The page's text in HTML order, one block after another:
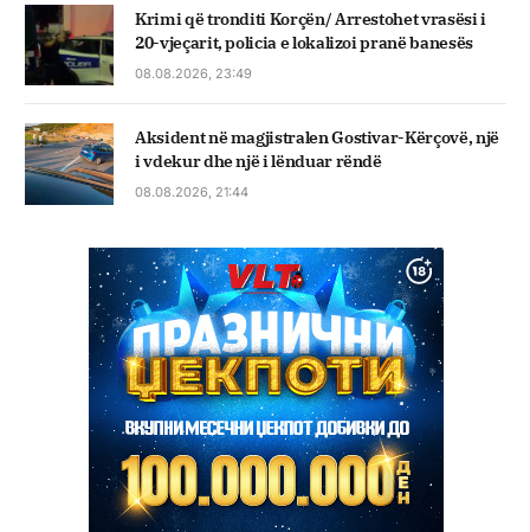
Krimi që tronditi Korçën/ Arrestohet vrasësi i
20-vjeçarit, policia e lokalizoi pranë banesës
08.08.2026, 23:49
Aksident në magjistralen Gostivar-Kërçovë, një
i vdekur dhe një i lënduar rëndë
08.08.2026, 21:44